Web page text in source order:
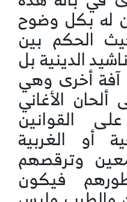
له بكل وضوح
الحكم بين
الدينية بل
أخرى وهي
الأغاني
القوانين
أو الغربية
وترقصهم
فيكون